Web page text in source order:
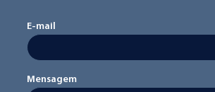
E-mail
Mensagem